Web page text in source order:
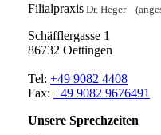
Filialpraxis Dr. Heger
Schäfflergasse 1
86732 Oettingen
Tel: +49 9082 4408
Fax: +49 9082 9676491
Unsere Sprechzeiten